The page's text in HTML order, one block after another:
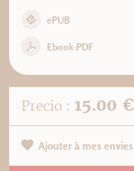
ePUB
Ebook-PDF
Precio : 15.00 €
Ajouter à mes envies